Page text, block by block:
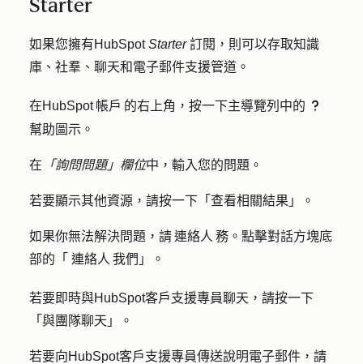
Starter
如果您擁有HubSpotStarter訂閱，則可以存取知識
庫、社羣、聊天和電子郵件支援管道。
在HubSpot 帳戶 的右上角，按一下主導覽列中的 question
幫助圖示 。
在 「詢問問題」欄位中，輸入您的問題 。
若要顯示其他資源，請按一下「 查看相關結果 」。
如果你無法解決問題，請 連絡人 務。點擊對話方塊底
部的「 連絡人 我們 」。
若要即時與HubSpot客戶支援專員聊天，請按一下
「與團隊聊天 」。
若要向HubSpot客戶支援專員傳送說明電子郵件，請